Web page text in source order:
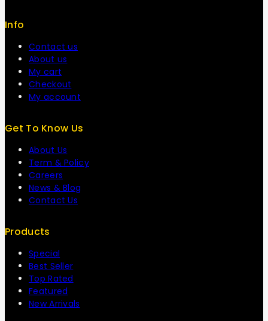
Info
Contact us
About us
My cart
Checkout
My account
Get To Know Us
About Us
Term & Policy
Careers
News & Blog
Contact Us
Products
Special
Best Seller
Top Rated
Featured
New Arrivals